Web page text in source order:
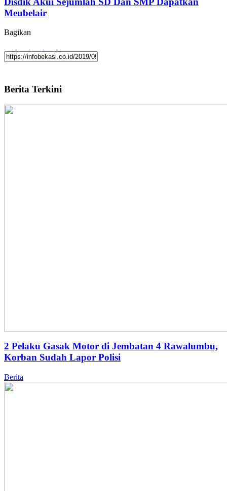
Meubelair
Bagikan
Berita Terkini
2 Pelaku Gasak Motor di Jembatan 4 Rawalumbu,
Korban Sudah Lapor Polisi
Berita